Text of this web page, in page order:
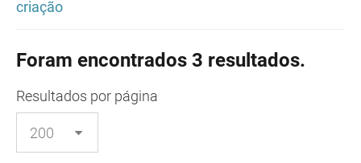
criação
Foram encontrados 3 resultados.
Resultados por página